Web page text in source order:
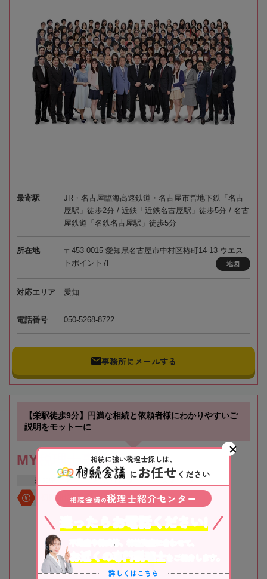
最寄駅
JR・名古屋臨海高速鉄道・名古屋市営地下鉄「名古
屋駅」徒歩2分 / 近鉄「近鉄名古屋駅」徒歩5分 / 名古
屋鉄道「名鉄名古屋駅」徒歩5分
所在地
〒453-0015 愛知県名古屋市中村区椿町14-13 ウエス
トポイント7F
地図
対応エリア 愛知
電話番号 050-5268-8722
事務所にメールする
【栄駅徒歩9分】円満な相続と依頼者様にわかりやすいご
説明をモットーに
MY税理士事務所
愛知県 名古屋市 栄駅
初回相談無料
相続に強い税理士探しは、
にお任せ ください
相続会議の税理士紹介センター
不動産や株式等、相続資産に合わせて、
お近くの専門税理士 をご紹介します。
詳しくはこちら